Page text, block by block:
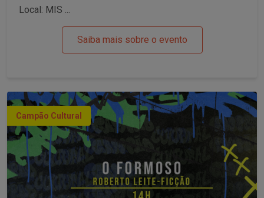
Local: MIS ...
Saiba mais sobre o evento
Campão Cultural